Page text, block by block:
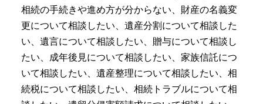
相続の手続きや進め方が分からない、財産の名義変
更について相談したい、遺産分割について相談した
い、遺言について相談したい、贈与について相談し
たい、成年後見について相談したい、家族信託につ
いて相談したい、遺産整理について相談したい、相
続税について相談したい、相続トラブルについて相